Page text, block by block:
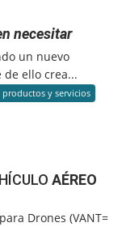
necesitar
un nuevo
de ello crea...
productos y servicios
AÉREO
Drones (VANT=